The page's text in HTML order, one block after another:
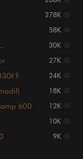
278K
58K
30K
27K
24K
18K
600 12K
10K
9K